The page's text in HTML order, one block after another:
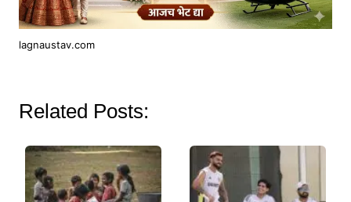
lagnaustav.com
Related Posts: